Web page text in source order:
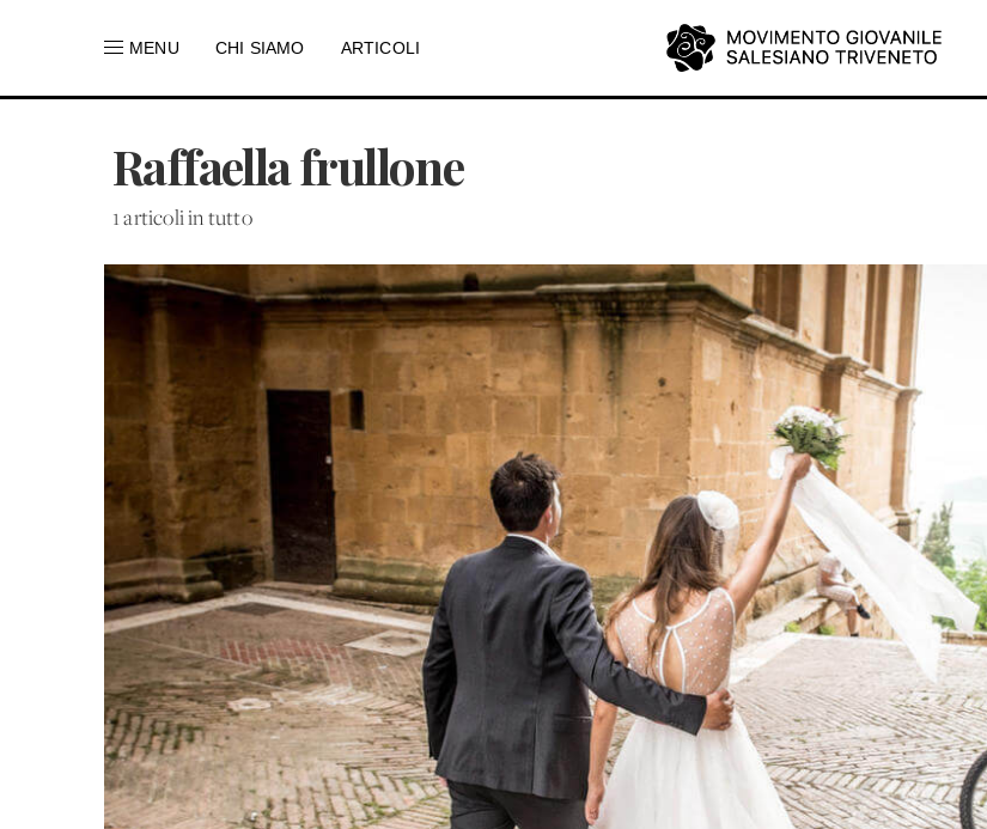
MENU CHI SIAMO ARTICOLI
Raffaella frullone
1 articoli in tutto